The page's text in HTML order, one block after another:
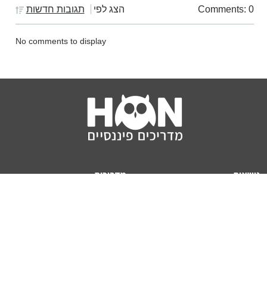
Comments: 0 הצג לפי תגובות חדשות
No comments to display
נושאים
מדריכים